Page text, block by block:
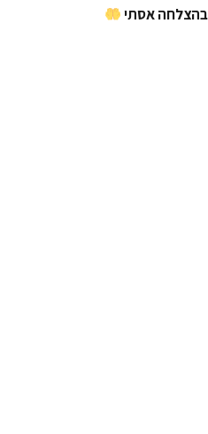
בהצלחה אסתי